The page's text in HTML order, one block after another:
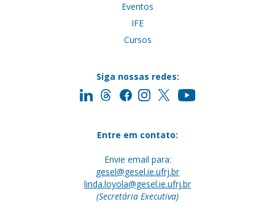
Eventos
IFE
Cursos
Siga nossas redes:
Entre em contato:
Envie email para:
gesel@gesel.ie.ufrj.br
linda.loyola@gesel.ie.ufrj.br
(Secretária Executiva)